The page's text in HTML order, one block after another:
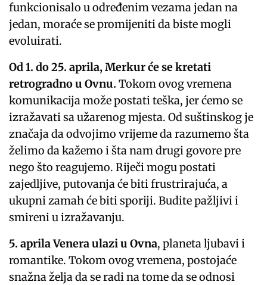
funkcionisalo u određenim vezama jedan na
jedan, moraće se promijeniti da biste mogli
evoluirati.
Od 1. do 25. aprila, Merkur će se kretati
retrogradno u Ovnu. Tokom ovog vremena
komunikacija može postati teška, jer ćemo se
izražavati sa užarenog mjesta. Od suštinskog je
značaja da odvojimo vrijeme da razumemo šta
želimo da kažemo i šta nam drugi govore pre
nego što reagujemo. Riječi mogu postati
zajedljive, putovanja će biti frustrirajuća, a
ukupni zamah će biti sporiji. Budite pažljivi i
smireni u izražavanju.
5. aprila Venera ulazi u Ovna, planeta ljubavi i
romantike. Tokom ovog vremena, postojaće
snažna želja da se radi na tome da se odnosi